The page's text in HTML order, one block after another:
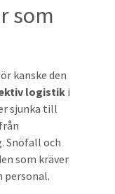
som
kanske den
logistiki
sjunka till
Snöfall och
som kräver
personal.